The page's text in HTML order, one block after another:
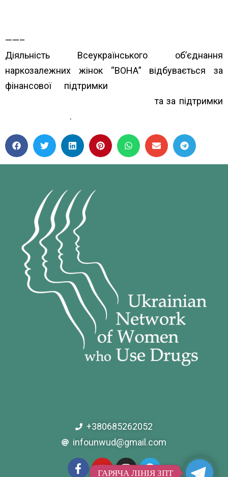
——–
Діяльність Всеукраїнського об’єднання
наркозалежних жінок “ВОНА” відбувається за
фінансової підтримки
та за підтримки
.
+380685262052
infounwud@gmail.com
ГАРЯЧА ЛІНІЯ ЗПТ
ГАРЯЧА ЛІНІЯ ЗПТ